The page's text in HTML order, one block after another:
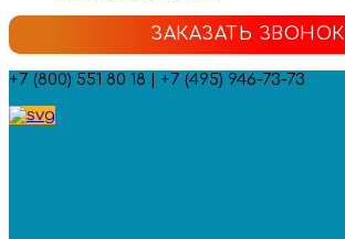
ЗАКАЗАТЬ ЗВОНОК
+7 (800) 551 80 18 | +7 (495) 946-73-73